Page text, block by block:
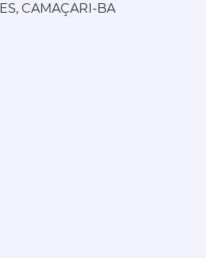
CAMAÇARI-BA